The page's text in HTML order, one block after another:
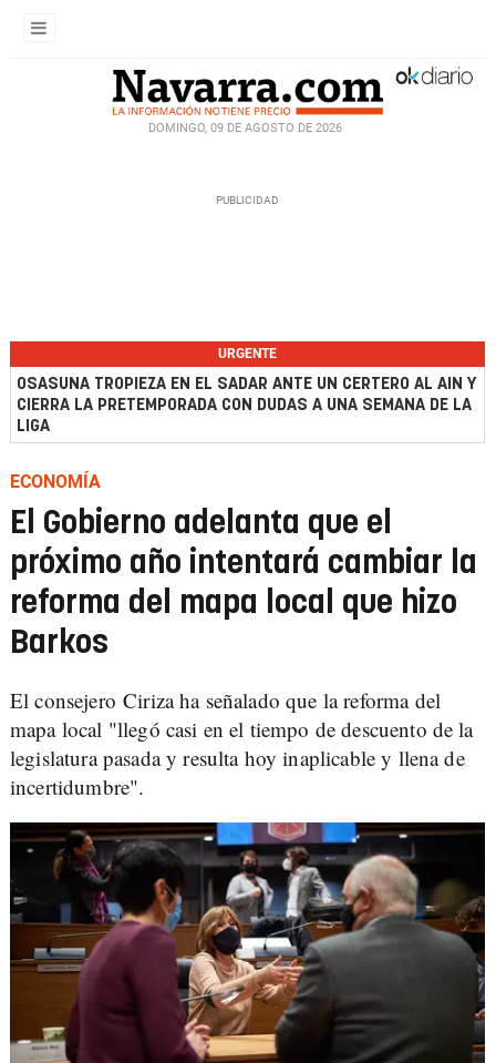
DOMINGO, 09 DE AGOSTO DE 2026
URGENTE
OSASUNA TROPIEZA EN EL SADAR ANTE UN CERTERO AL AIN Y
CIERRA LA PRETEMPORADA CON DUDAS A UNA SEMANA DE LA
LIGA
ECONOMÍA
El Gobierno adelanta que el
próximo año intentará cambiar la
reforma del mapa local que hizo
Barkos
El consejero Ciriza ha señalado que la reforma del
mapa local "llegó casi en el tiempo de descuento de la
legislatura pasada y resulta hoy inaplicable y llena de
incertidumbre".